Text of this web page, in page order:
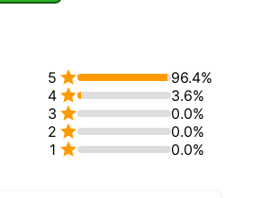
5 
96.4%
4 
3.6%
3 
0.0%
2 
0.0%
1  0.0%